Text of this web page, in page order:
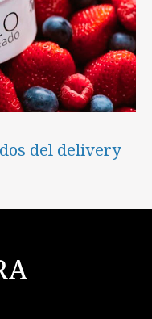
del delivery